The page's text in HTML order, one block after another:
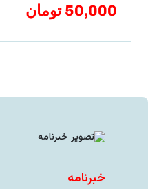
50,000 تومان
خبرنامه